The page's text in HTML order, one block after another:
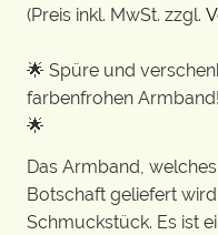
(Preis inkl. MwSt. zzgl.
🌟 Spüre und
farbenfrohen
🌟
Das Armband,
Botschaft geliefert
Schmuckstück. Es ist